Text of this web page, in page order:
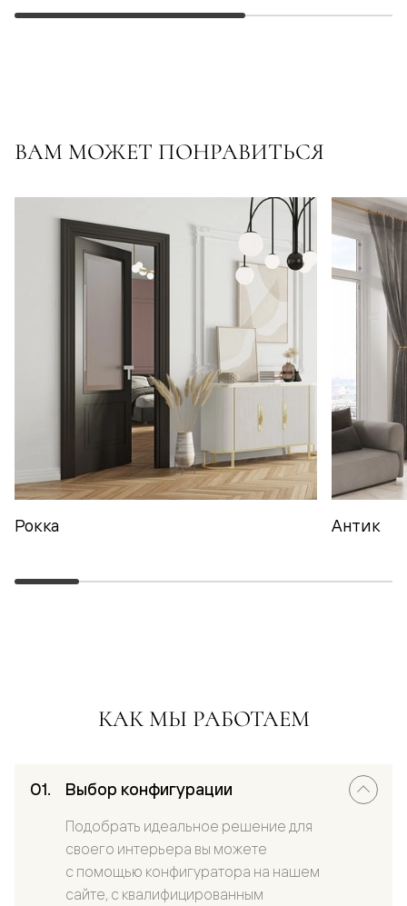
ВАМ МОЖЕТ ПОНРАВИТЬСЯ
Рокка Антик
КАК МЫ РАБОТАЕМ
Выбор конфигурации
Подобрать идеальное решение для
своего интерьера вы можете
с помощью конфигуратора на нашем
сайте, с квалифицированным